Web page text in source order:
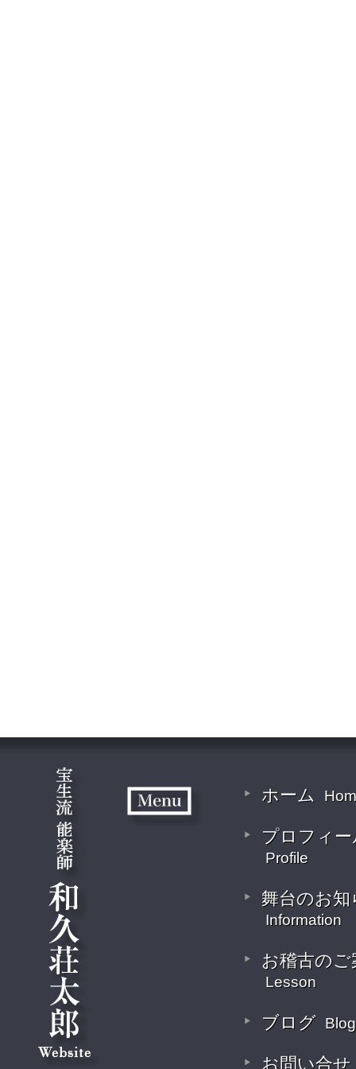
ホーム
プロフィー
Profile
舞台のお知
Information
お稽古のご
Lesson
ブログ Blog
お問い合せ